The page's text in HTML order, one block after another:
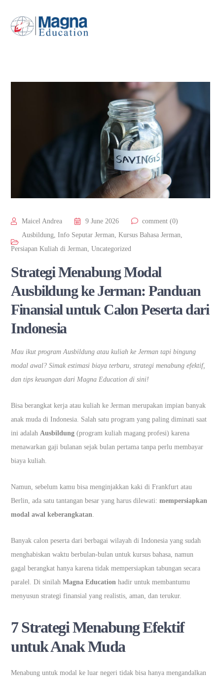
Maicel Andrea 9 June 2026
comment (0)
Ausbildung ,Info Seputar Jerman ,Kursus Bahasa Jerman
Persiapan Kuliah di Jerman ,Uncategorized
Strategi Menabung Modal
Ausbildung ke Jerman: Panduan
Finansial untuk Calon Peserta dari
Indonesia
Mau ikut program Ausbildung atau kuliah ke Jerman tapi bingung
modal awal? Simak estimasi biaya terbaru, strategi menabung efektif,
dan tips keuangan dari Magna Education di sini!
Bisa berangkat kerja atau kuliah ke Jerman merupakan impian banyak
anak muda di Indonesia. Salah satu program yang paling diminati saat
ini adalah Ausbildung (program kuliah magang profesi) karena
menawarkan gaji bulanan sejak bulan pertama tanpa perlu membayar
biaya kuliah.
Namun, sebelum kamu bisa menginjakkan kaki di Frankfurt atau
Berlin, ada satu tantangan besar yang harus dilewati:mempersiapkan
modal awal keberangkatan
Banyak calon peserta dari berbagai wilayah di Indonesia yang sudah
menghabiskan waktu berbulan-bulan untuk kursus bahasa, namun
gagal berangkat hanya karena tidak mempersiapkan tabungan secara
paralel. Di sinilahMagna Education hadir untuk membantumu
menyusun strategi finansial yang realistis, aman, dan terukur.
7 Strategi Menabung Efektif
untuk Anak Muda
Menabung untuk modal ke luar negeri tidak bisa hanya mengandalkan